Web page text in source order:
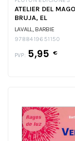
ATELIER DEL
BRUJA, EL
LAVALL, BARBIE
9788419651150
PVP: 5,95 €